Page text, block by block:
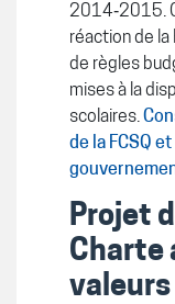
2014‐2015.
réaction de la
de règles
mises à la
scolaires.
de la FCSQ
Projet
Charte